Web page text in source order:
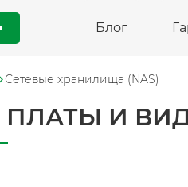
Блог
Сетевые хранилища (NAS)
И